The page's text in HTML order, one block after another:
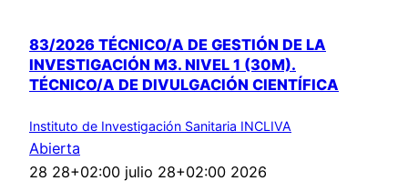
83/2026 TÉCNICO/A DE GESTIÓN DE LA
INVESTIGACIÓN M3. NIVEL 1 (30M).
TÉCNICO/A DE DIVULGACIÓN CIENTÍFICA
Instituto de Investigación Sanitaria INCLIVA
Abierta
28 28+02:00 julio 28+02:00 2026